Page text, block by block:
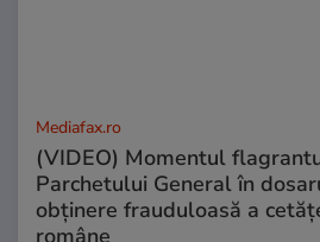
Mediafax.ro
(VIDEO) Momentul
Parchetului General în
obținere frauduloasă a
române